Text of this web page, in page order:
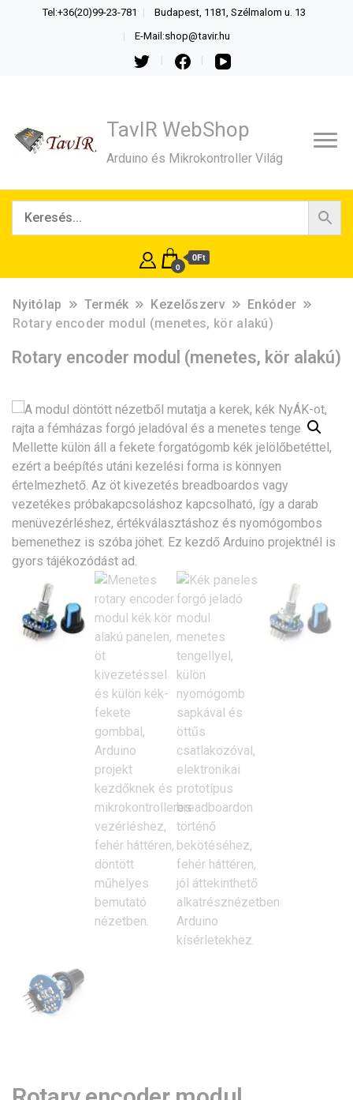
Tel:+36(20)99-23-781 Budapest, 1181, Szélmalom u. 13
E-Mail:shop@tavir.hu
TavIR WebShop
Arduino és Mikrokontroller Világ
0
0Ft
Nyitólap Termék Kezelőszerv
Enkóder
Rotary encoder modul (menetes, kör alakú)
Rotary encoder modul (menetes, kör alakú)